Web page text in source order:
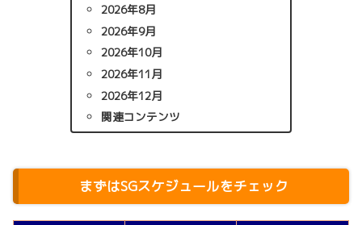
2026年8月
2026年9月
2026年10月
2026年11月
2026年12月
関連コンテンツ
まずはSGスケジュールをチェック